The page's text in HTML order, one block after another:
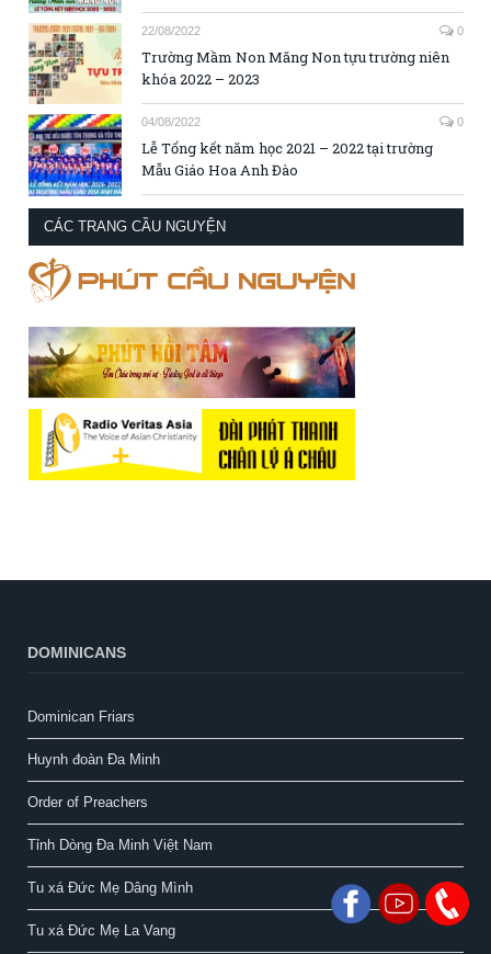
22/08/2022 0
Trường Mầm Non Măng Non tựu trường niên
khóa 2022 – 2023
04/08/2022 0
Lễ Tổng kết năm học 2021 – 2022 tại trường
Mẫu Giáo Hoa Anh Đào
CÁC TRANG CẦU NGUYỆN
DOMINICANS
Dominican Friars
Huynh đoàn Đa Minh
Order of Preachers
Tỉnh Dòng Đa Minh Việt Nam
Tu xá Đức Mẹ Dâng Mình
Tu xá Đức Mẹ La Vang